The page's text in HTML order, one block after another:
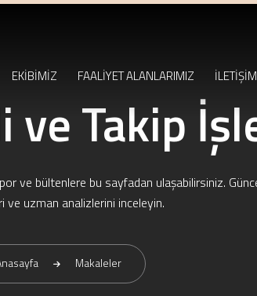
EKİBİMİZ FAALİYET ALANLARIMIZ İLETİŞİM
ve Takip
ve bültenlere bu sayfadan ulaşabilirsiniz.
ve uzman analizlerini inceleyin.
Makaleler